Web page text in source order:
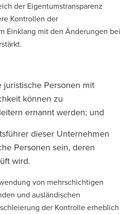
der Eigentumstransparenz
Kontrollen der
Einklang mit den Änderungen bei
juristische Personen mit
können zu
ernannt werden; und
dieser Unternehmen
Personen sein, deren
wird.
von mehrschichtigen
und ausländischen
der Kontrolle erheblich